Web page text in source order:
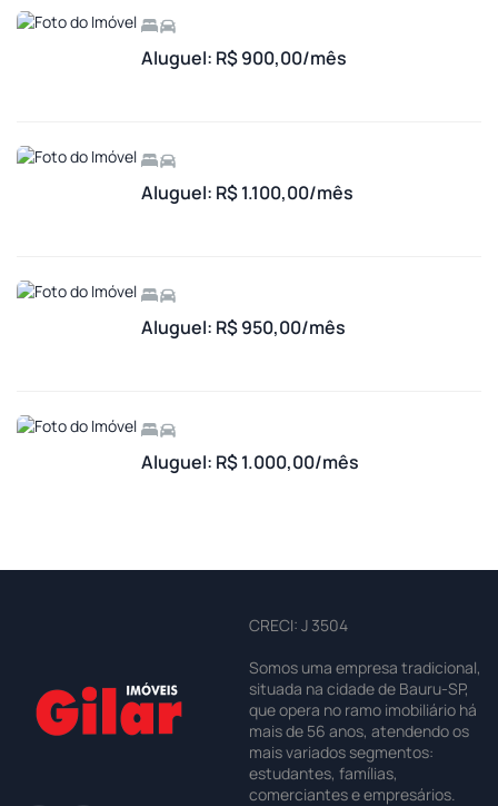
Aluguel: R$ 900,00/mês
Aluguel: R$ 1.100,00/mês
Aluguel: R$ 950,00/mês
Aluguel: R$ 1.000,00/mês
CRECI: J 3504
Somos uma empresa tradicional,
situada na cidade de Bauru-SP,
que opera no ramo imobiliário há
mais de 56 anos, atendendo os
mais variados segmentos:
estudantes, famílias,
comerciantes e empresários.